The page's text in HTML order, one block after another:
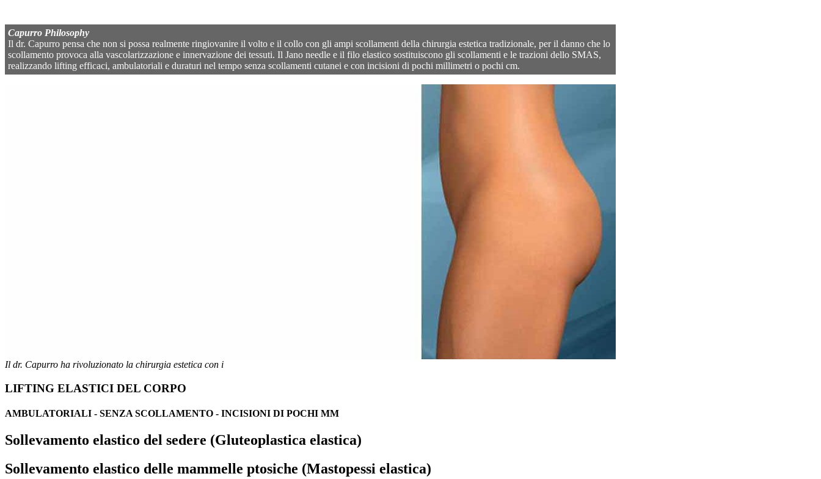
Capurro Philosophy
Il dr. Capurro pensa che non si possa realmente ringiovanire il volto e il collo con gli ampi scollamenti della chirurgia estetica tradizionale, per il danno che lo
scollamento provoca alla vascolarizzazione e innervazione dei tessuti. Il Jano needle e il filo elastico sostituiscono gli scollamenti e le trazioni dello SMAS,
realizzando lifting efficaci, ambulatoriali e duraturi nel tempo senza scollamenti cutanei e con incisioni di pochi millimetri o pochi cm.
Il dr. Capurro ha rivoluzionato la chirurgia estetica con i
LIFTING ELASTICI DEL CORPO
AMBULATORIALI - SENZA SCOLLAMENTO - INCISIONI DI POCHI MM
Sollevamento elastico del sedere (Gluteoplastica elastica)
Sollevamento elastico delle mammelle ptosiche (Mastopessi elastica)